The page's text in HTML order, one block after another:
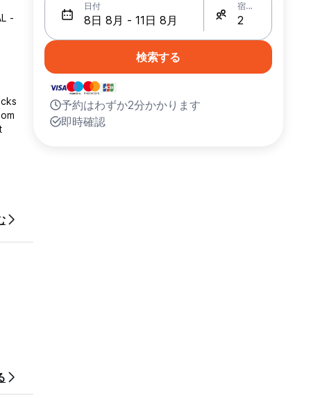
-
日付 宿泊人数
検索する
予約はわずか2分かかります
即時確認